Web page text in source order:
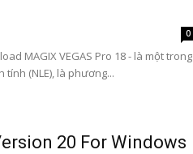
0
MAGIX VEGAS Pro 18 - là một trong
(NLE), là phương...
20 For Windows